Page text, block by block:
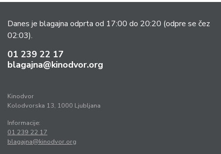
Danes je blagajna odprta od 17:00 do 20:20 (odpre se čez
02:03).
01 239 22 17
blagajna@kinodvor.org
Kinodvor
Kolodvorska 13, 1000 Ljubljana
Informacije:
01 239 22 17
blagajna@kinodvor.org